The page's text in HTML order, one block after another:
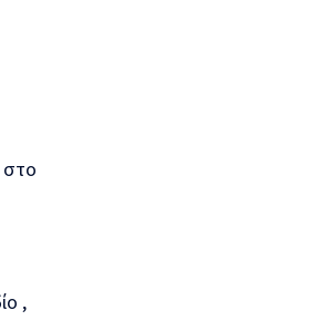
στο
,